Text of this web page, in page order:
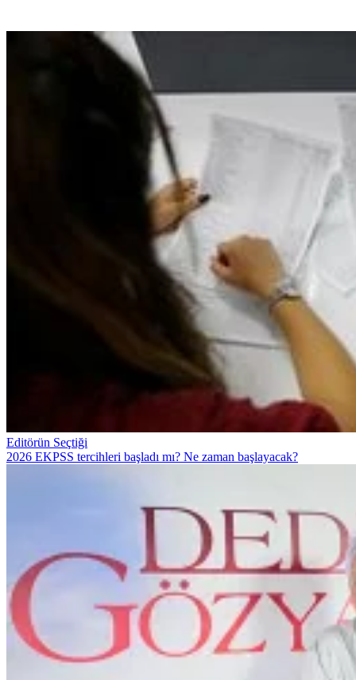
Editörün Seçtiği
2026 EKPSS tercihleri başladı mı? Ne zaman başlayacak?